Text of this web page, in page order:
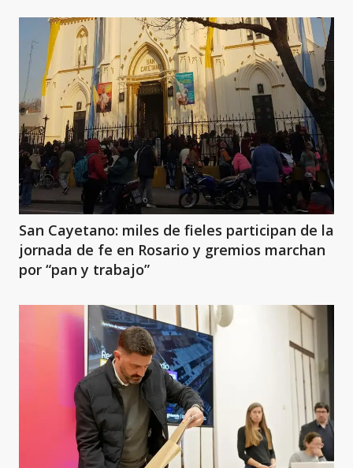
San Cayetano: miles de fieles participan de la
jornada de fe en Rosario y gremios marchan
por “pan y trabajo”